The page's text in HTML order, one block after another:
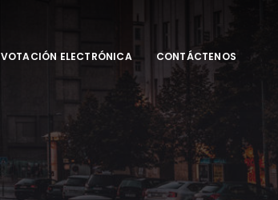
VOTACIÓN ELECTRÓNICA CONTÁCTENOS